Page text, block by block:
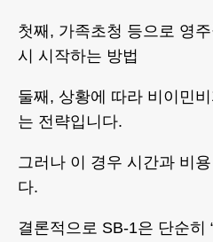
첫째, 가족초청 등으로 영
시 시작하는 방법
둘째, 상황에 따라 비이민
는 전략입니다.
그러나 이 경우 시간과 비
다.
결론적으로 SB-1은 단순히